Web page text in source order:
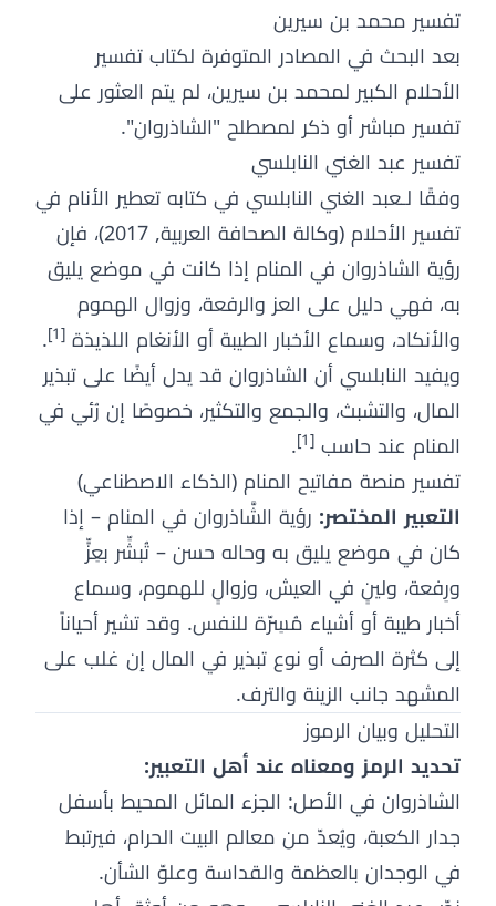
تفسير محمد بن سيرين
بعد البحث في المصادر المتوفرة لكتاب تفسير
الأحلام الكبير لمحمد بن سيرين، لم يتم العثور على
تفسير مباشر أو ذكر لمصطلح "الشاذروان".
تفسير عبد الغني النابلسي
وفقًا لـعبد الغني النابلسي في كتابه تعطير الأنام في
تفسير الأحلام (وكالة الصحافة العربية, 2017)، فإن
رؤية الشاذروان في المنام إذا كانت في موضع يليق
به، فهي دليل على العز والرفعة، وزوال الهموم
والأنكاد، وسماع الأخبار الطيبة أو الأنغام اللذيذة [1]
.
ويفيد النابلسي أن الشاذروان قد يدل أيضًا على تبذير
المال، والتشبث، والجمع والتكثير، خصوصًا إن رُئي في
المنام عند حاسب [1]
.
تفسير منصة مفاتيح المنام (الذكاء الاصطناعي)
التعبير المختصر: رؤية الشَّاذروان في المنام – إذا
كان في موضع يليق به وحاله حسن – تُبشِّر بعِزٍّ
ورِفعة، ولينٍ في العيش، وزوالٍ للهموم، وسماع
أخبار طيبة أو أشياء مُسِرّة للنفس. وقد تشير أحياناً
إلى كثرة الصرف أو نوع تبذير في المال إن غلب على
المشهد جانب الزينة والترف.
التحليل وبيان الرموز
تحديد الرمز ومعناه عند أهل التعبير:
الشاذروان في الأصل: الجزء المائل المحيط بأسفل
جدار الكعبة، ويُعدّ من معالم البيت الحرام، فيرتبط
في الوجدان بالعظمة والقداسة وعلوّ الشأن.